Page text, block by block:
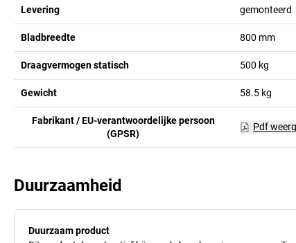
Levering gemonteerd
Bladbreedte 800 mm
Draagvermogen statisch 500 kg
Gewicht 58.5 kg
Fabrikant / EU-verantwoordelijke persoon
(GPSR)
Pdf
Duurzaamheid
Duurzaam product